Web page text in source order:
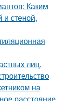
Каким
и стеной,
лиц.
на